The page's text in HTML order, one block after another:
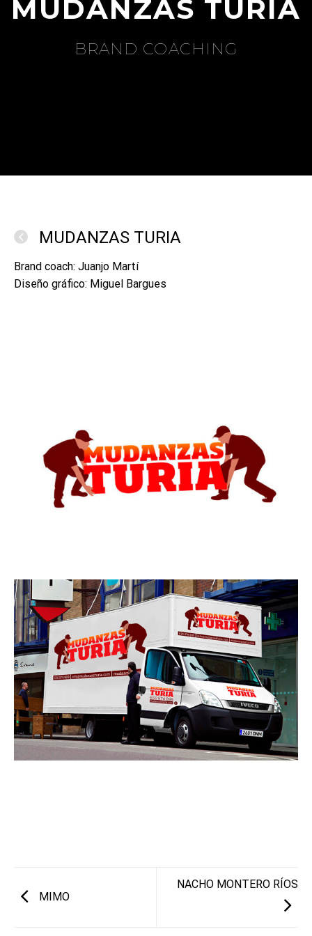
MUDANZAS TURIA
BRAND COACHING
MUDANZAS TURIA
Brand coach: Juanjo Martí
Diseño gráfico: Miguel Bargues
MIMO
NACHO MONTERO RÍOS